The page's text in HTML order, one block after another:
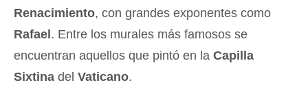
Renacimiento, con grandes exponentes como
Rafael . Entre los murales más famosos se
encuentran aquellos que pintó en la Capilla
Sixtina del Vaticano.